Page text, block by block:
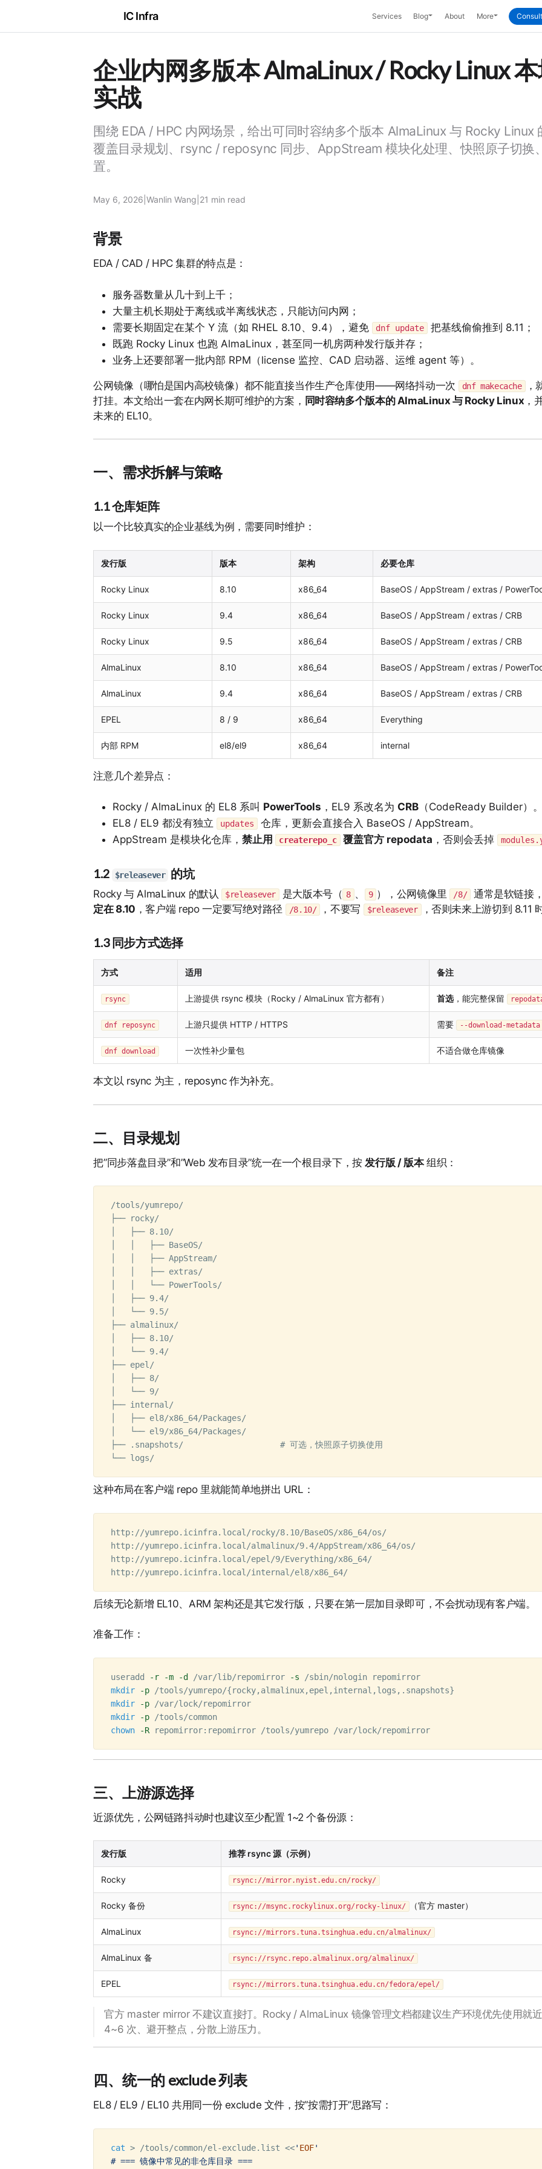
IC Infra Services BlogToggle Dropdown
About MoreToggle
企业内网多版本 AlmaLinux / Rocky Linux
实战
围绕 EDA / HPC 内网场景，给出可同时容纳多个版本 AlmaLinux 与 Rocky Linux
覆盖目录规划、rsync / reposync 同步、AppStream 模块化处理、快照原子切换
置。
May 6, 2026 |Wanlin Wang 21 min read
背景
EDA / CAD / HPC 集群的特点是：
服务器数量从几十到上千；
大量主机长期处于离线或半离线状态，只能访问内网；
需要长期固定在某个 Y 流（如 RHEL 8.10、9.4），避免
dnf update
把基线偷偷推到 8.11；
既跑 Rocky Linux 也跑 AlmaLinux，甚至同一机房两种发行版并存；
业务上还要部署一批内部 RPM（license 监控、CAD 启动器、运维 agent 等）。
公网镜像（哪怕是国内高校镜像）都不能直接当作生产仓库使用——网络抖动一次 dnf makecache
，
打挂。本文给出一套在内网长期可维护的方案， 同时容纳多个版本的 AlmaLinux 与 Rocky Linux ，
未来的 EL10。
一、需求拆解与策略
1.1 仓库矩阵
以一个比较真实的企业基线为例，需要同时维护：
发行版 版本 架构 必要仓库
Rocky Linux 8.10 x86_64 BaseOS / AppStream / extras /
Rocky Linux 9.4 x86_64 BaseOS / AppStream / extras / CRB
Rocky Linux 9.5 x86_64 BaseOS / AppStream / extras / CRB
AlmaLinux 8.10 x86_64 BaseOS / AppStream / extras /
AlmaLinux 9.4 x86_64 BaseOS / AppStream / extras / CRB
EPEL 8 / 9 x86_64 Everything
内部 RPM el8/el9 x86_64 internal
注意几个差异点：
Rocky / AlmaLinux 的 EL8 系叫 PowerTools ，EL9 系改名为 CRB （CodeReady Builder）。
EL8 / EL9 都没有独立
updates
仓库，更新会直接合入 BaseOS / AppStream。
AppStream 是模块化仓库，禁止用 createrepo_c 覆盖官方 repodata ，否则会丢掉
1.2 $releasever 的坑
Rocky 与 AlmaLinux 的默认 $releasever 是大版本号（ 8 、 9 ），公网镜像里 /8/ 通常是软链接
定在 8.10 ，客户端 repo 一定要写绝对路径 /8.10/ ，不要写 $releasever ，否则未来上游切到 8.11
1.3 同步方式选择
方式 适用 备注
rsync 上游提供 rsync 模块（Rocky / AlmaLinux 官方都有） 首选，能完整保留
dnf reposync 上游只提供 HTTP / HTTPS 需要 --download-metadata
dnf download 一次性补少量包 不适合做仓库镜像
本文以 rsync 为主，reposync 作为补充。
二、目录规划
把”同步落盘目录”和”Web 发布目录”统一在一个根目录下，按发行版 / 版本组织：
/tools/yumrepo/
├── rocky/
│   ├── 8.10/
│   │   ├── BaseOS/
│   │   ├── AppStream/
│   │   ├── extras/
│   │   └── PowerTools/
│   ├── 9.4/
│   └── 9.5/
├── almalinux/
│   ├── 8.10/
│   └── 9.4/
├── epel/
│   ├── 8/
│   └── 9/
├── internal/
│   ├── el8/x86_64/Packages/
│   └── el9/x86_64/Packages/
├── .snapshots/                    # 可选，快照原子切换使用
这种布局在客户端 repo 里就能简单地拼出 URL：
http://yumrepo.icinfra.local/rocky/8.10/BaseOS/x86_64/os/
http://yumrepo.icinfra.local/almalinux/9.4/AppStream/x86_64/os/
http://yumrepo.icinfra.local/epel/9/Everything/x86_64/
后续无论新增 EL10、ARM 架构还是其它发行版，只要在第一层加目录即可，不会扰动现有客户端。
准备工作：
useradd -r -m -d /var/lib/repomirror -s
mkdir
-p /tools/yumrepo/{rocky,almalinux,epel,internal,logs,.snapshots}
mkdir
-p
mkdir
-p
chown
-R
三、上游源选择
近源优先，公网链路抖动时也建议至少配置 1~2 个备份源：
发行版 推荐 rsync 源（示例）
Rocky rsync://mirror.nyist.edu.cn/rocky/
Rocky 备份 rsync://msync.rockylinux.org/rocky-linux/ （官方 master）
AlmaLinux rsync://mirrors.tuna.tsinghua.edu.cn/almalinux/
AlmaLinux 备 rsync://rsync.repo.almalinux.org/almalinux/
EPEL rsync://mirrors.tuna.tsinghua.edu.cn/fedora/epel/
官方 master mirror 不建议直接打。Rocky / AlmaLinux 镜像管理文档都建议生产环境优先使用就
4~6 次、避开整点，分散上游压力。
四、统一的 exclude 列表
EL8 / EL9 / EL10 共用同一份 exclude 文件，按”按需打开”思路写：
cat > /tools/common/el-exclude.list <<' EOF'
# === 镜像中常见的非仓库目录 ===